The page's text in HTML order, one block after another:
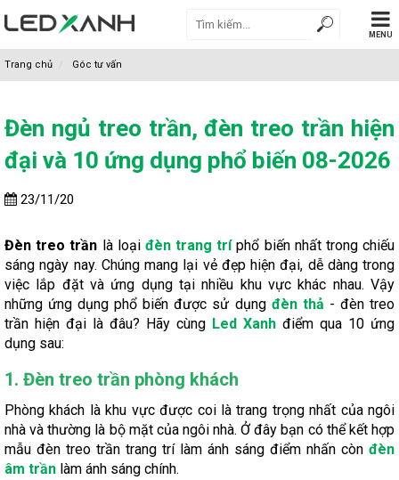
MENU
Trang chủ Góc tư vấn
Đèn ngủ treo trần, đèn treo trần hiện
đại và 10 ứng dụng phổ biến 08-2026
23/11/20
Đèn treo trần là loại đèn trang tríphổ biến nhất trong chiếu
sáng ngày nay. Chúng mang lại vẻ đẹp hiện đại, dễ dàng trong
việc lắp đặt và ứng dụng tại nhiều khu vực khác nhau. Vậy
những ứng dụng phổ biến được sử dụng đèn thả - đèn treo
trần hiện đại là đâu? Hãy cùng Led Xanh điểm qua 10 ứng
dụng sau:
1. Đèn treo trần phòng khách
Phòng khách là khu vực được coi là trang trọng nhất của ngôi
nhà và thường là bộ mặt của ngôi nhà. Ở đây bạn có thể kết hợp
mẫu đèn treo trần trang trí làm ánh sáng điểm nhấn còn đèn
âm trần làm ánh sáng chính.